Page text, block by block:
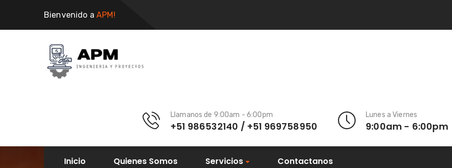
Bienvenido aAPM!
Llamanos de 9:00am - 6:00pm
+51 986532140 / +51 969758950
Lunes a Viernes
9:00am - 6:00pm
Inicio Quienes Somos Servicios Contactanos